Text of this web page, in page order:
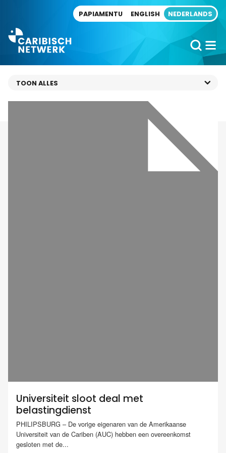
PAPIAMENTU ENGLISH NEDERLANDS
Universiteit sloot deal met
belastingdienst
PHILIPSBURG – De vorige eigenaren van de Amerikaanse
Universiteit van de Cariben (AUC) hebben een overeenkomst
gesloten met de...